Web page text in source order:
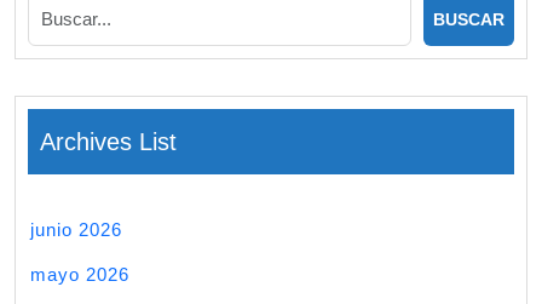
Archives List
junio 2026
mayo 2026